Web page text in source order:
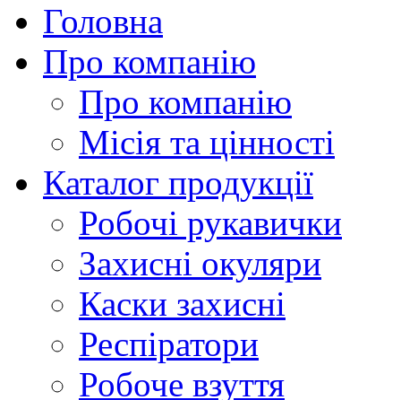
Головна
Про компанію
Про компанію
Місія та цінності
Каталог продукції
Робочі рукавички
Захисні окуляри
Каски захисні
Респіратори
Робоче взуття